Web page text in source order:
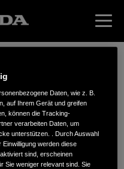
KG
Daten, wie z. B.
auf Ihrem Gerät und greifen
können die Tracking-
verarbeiten Daten, um
unterstützen. . Durch Auswahl
werden diese
sind, erscheinen
Sie weniger relevant sind. Sie